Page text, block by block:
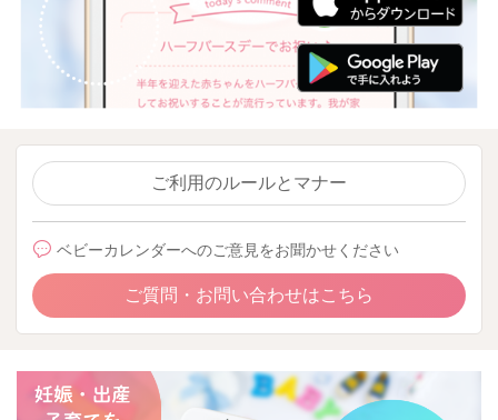
ご利用のルールとマナー
ベビーカレンダーへのご意見をお聞かせください
ご質問・お問い合わせはこちら